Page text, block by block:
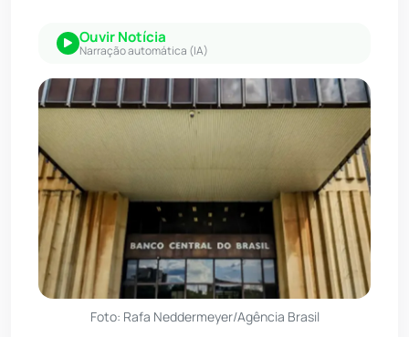
Ouvir Notícia
Narração automática (IA)
Foto: Rafa Neddermeyer/Agência Brasil